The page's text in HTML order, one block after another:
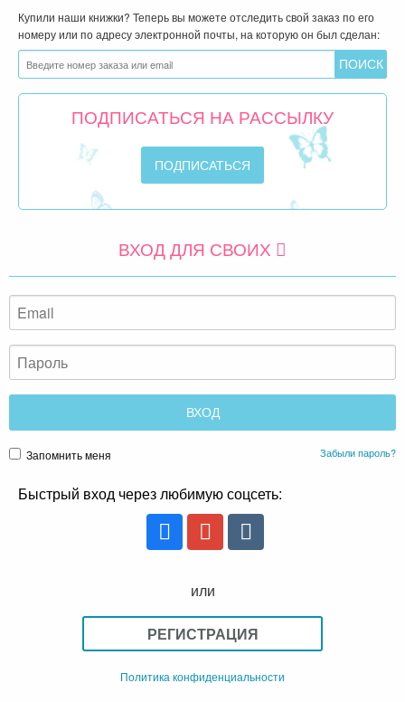
Купили наши книжки? Теперь вы можете отследить свой заказ по его
номеру или по адресу электронной почты, на которую он был сделан:
ПОДПИСАТЬСЯ НА РАССЫЛКУ
ВХОД ДЛЯ СВОИХ
Запомнить меня Забыли пароль?
Быстрый вход через любимую соцсеть:
или
РЕГИСТРАЦИЯ
Политика конфиденциальности